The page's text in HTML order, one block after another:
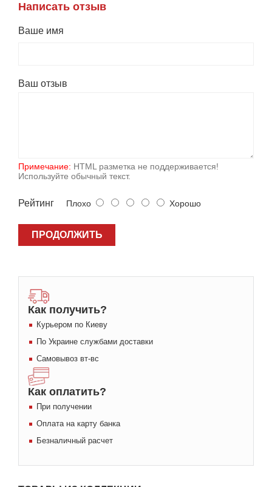
Написать отзыв
Ваше имя
Ваш отзыв
Примечание: HTML разметка не поддерживается!
Используйте обычный текст.
Рейтинг Плохо Хорошо
ПРОДОЛЖИТЬ
Как получить?
Курьером по Киеву
По Украине службами доставки
Самовывоз вт-вс
Как оплатить?
При получении
Оплата на карту банка
Безналичный расчет